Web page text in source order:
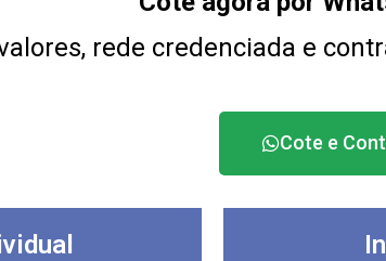
rede credenciada e
Cote e